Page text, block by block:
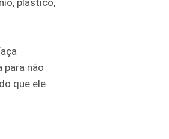
para não
que ele